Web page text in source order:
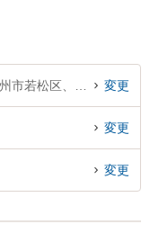
変更
変更
変更